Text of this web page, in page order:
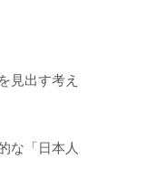
見出す考え
な「日本人